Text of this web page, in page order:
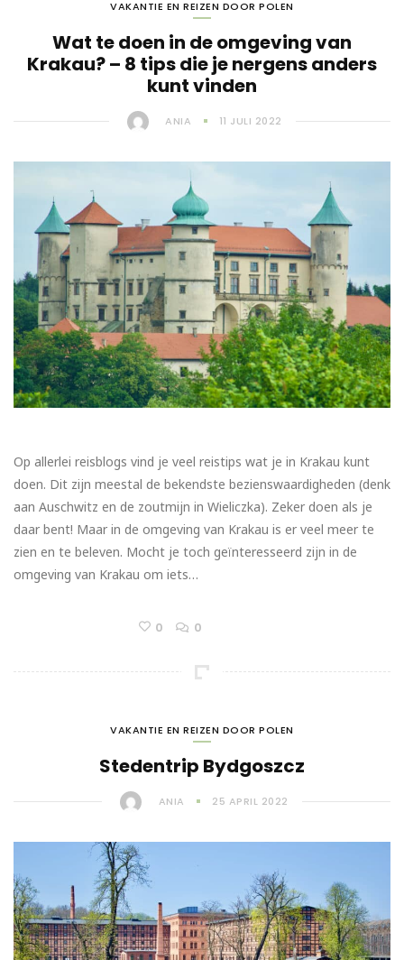
VAKANTIE EN REIZEN DOOR POLEN
Wat te doen in de omgeving van
Krakau? – 8 tips die je nergens anders
kunt vinden
ANIA 11 JULI 2022
Op allerlei reisblogs vind je veel reistips wat je in Krakau kunt
doen. Dit zijn meestal de bekendste bezienswaardigheden (denk
aan Auschwitz en de zoutmijn in Wieliczka). Zeker doen als je
daar bent! Maar in de omgeving van Krakau is er veel meer te
zien en te beleven. Mocht je toch geïnteresseerd zijn in de
omgeving van Krakau om iets…
0 0
VAKANTIE EN REIZEN DOOR POLEN
Stedentrip Bydgoszcz
ANIA 25 APRIL 2022